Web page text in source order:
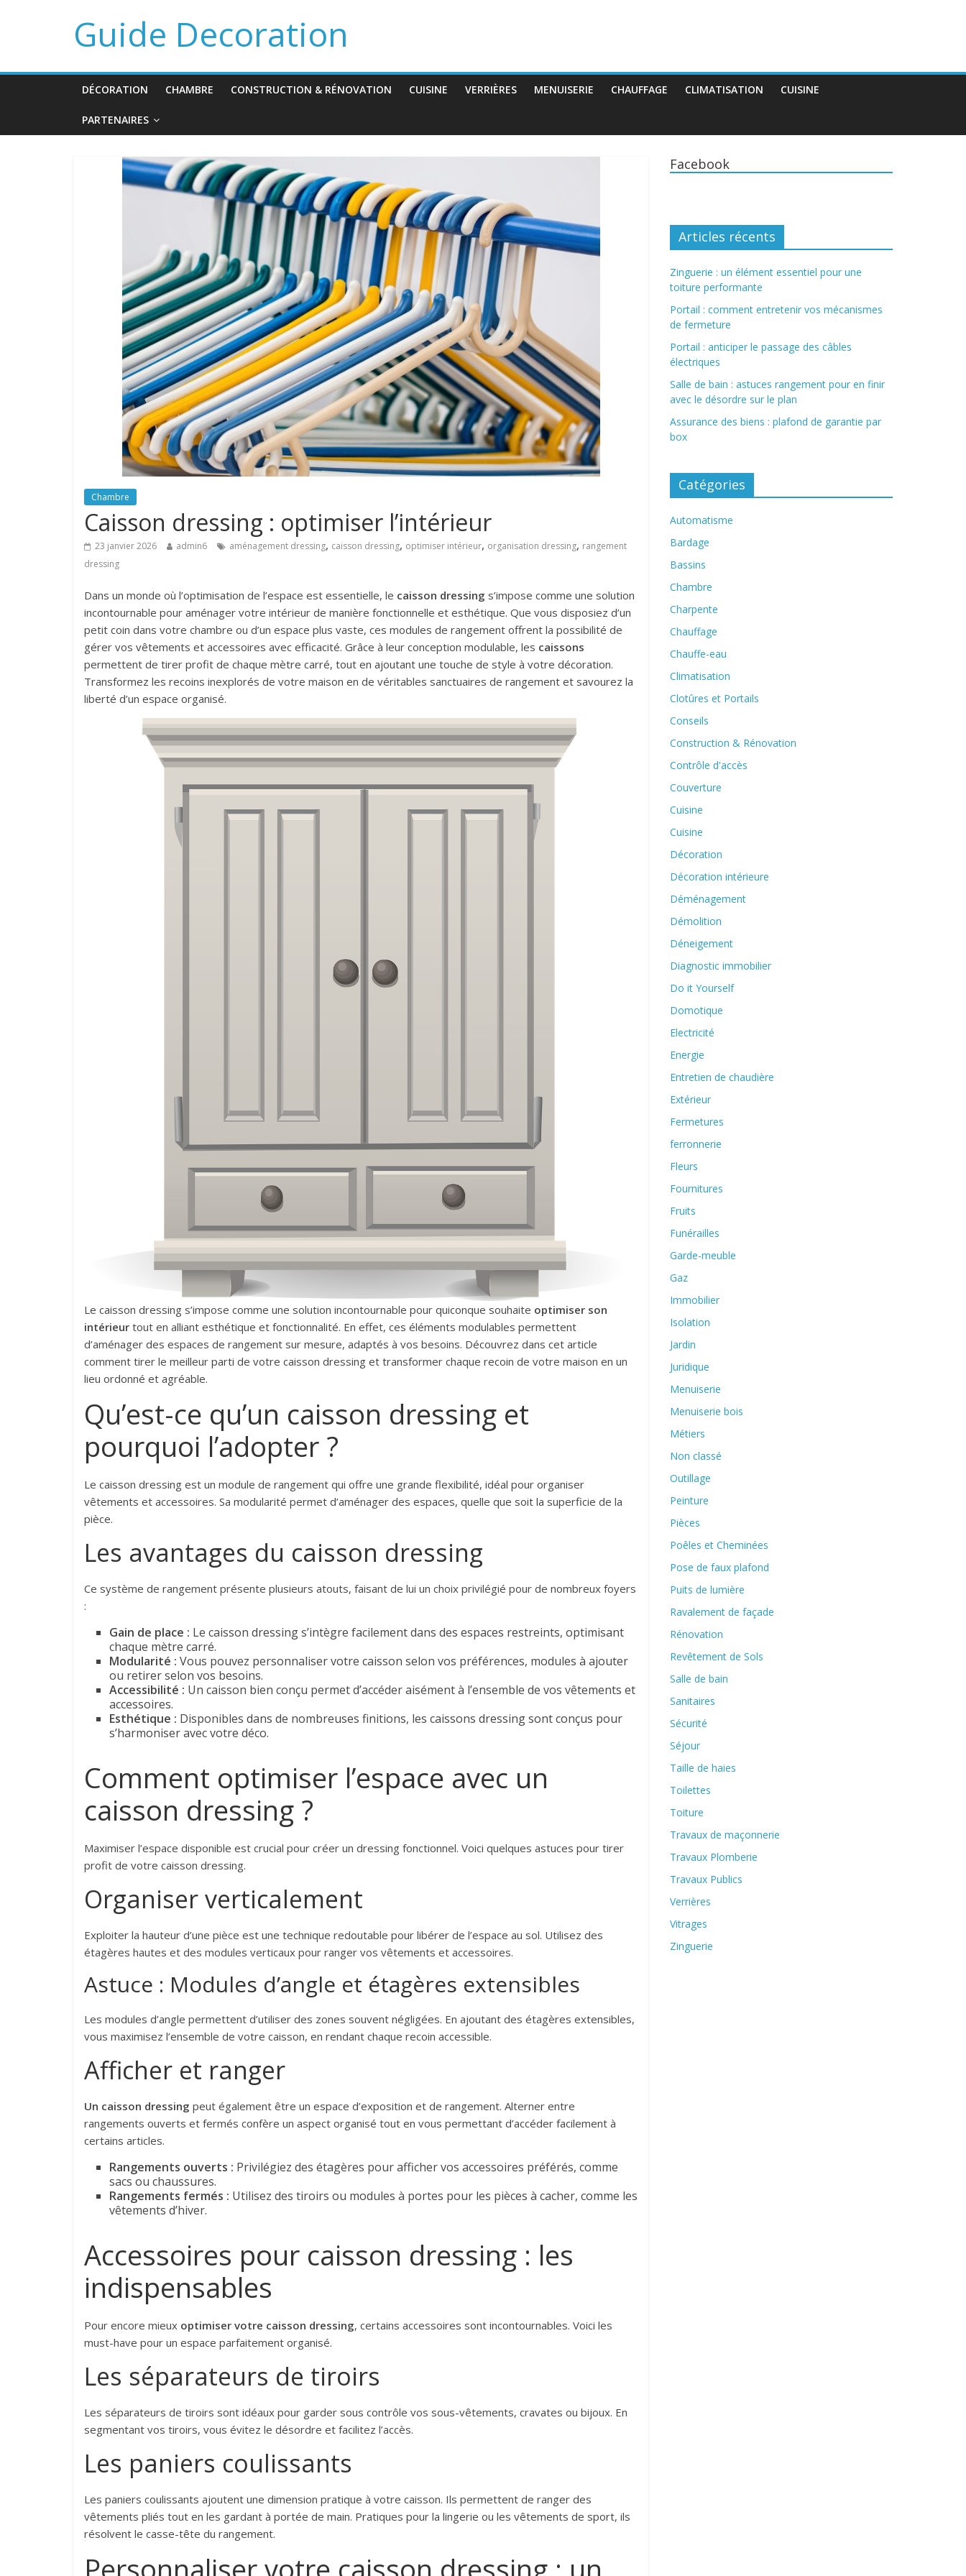
Guide Decoration
DÉCORATION CHAMBRE CONSTRUCTION & RÉNOVATION CUISINE VERRIÈRES MENUISERIE CHAUFFAGE CLIMATISATION CUISINE
PARTENAIRES
Chambre
Caisson dressing : optimiser l’intérieur
23 janvier 2026 admin6 aménagement dressing, caisson dressing, optimiser intérieur, organisation dressing, rangement
dressing
Dans un monde où l’optimisation de l’espace est essentielle, le caisson dressing s’impose comme une solution
incontournable pour aménager votre intérieur de manière fonctionnelle et esthétique. Que vous disposiez d’un
petit coin dans votre chambre ou d’un espace plus vaste, ces modules de rangement offrent la possibilité de
gérer vos vêtements et accessoires avec efficacité. Grâce à leur conception modulable, les caissons
permettent de tirer profit de chaque mètre carré, tout en ajoutant une touche de style à votre décoration.
Transformez les recoins inexplorés de votre maison en de véritables sanctuaires de rangement et savourez la
liberté d’un espace organisé.
Le caisson dressing s’impose comme une solution incontournable pour quiconque souhaite optimiser son
intérieur tout en alliant esthétique et fonctionnalité. En effet, ces éléments modulables permettent
d’aménager des espaces de rangement sur mesure, adaptés à vos besoins. Découvrez dans cet article
comment tirer le meilleur parti de votre caisson dressing et transformer chaque recoin de votre maison en un
lieu ordonné et agréable.
Qu’est-ce qu’un caisson dressing et
pourquoi l’adopter ?
Le caisson dressing est un module de rangement qui offre une grande flexibilité, idéal pour organiser
vêtements et accessoires. Sa modularité permet d’aménager des espaces, quelle que soit la superficie de la
pièce.
Les avantages du caisson dressing
Ce système de rangement présente plusieurs atouts, faisant de lui un choix privilégié pour de nombreux foyers
:
Gain de place : Le caisson dressing s’intègre facilement dans des espaces restreints, optimisant
chaque mètre carré.
Modularité : Vous pouvez personnaliser votre caisson selon vos préférences, modules à ajouter
ou retirer selon vos besoins.
Accessibilité : Un caisson bien conçu permet d’accéder aisément à l’ensemble de vos vêtements et
accessoires.
Esthétique : Disponibles dans de nombreuses finitions, les caissons dressing sont conçus pour
s’harmoniser avec votre déco.
Comment optimiser l’espace avec un
caisson dressing ?
Maximiser l’espace disponible est crucial pour créer un dressing fonctionnel. Voici quelques astuces pour tirer
profit de votre caisson dressing.
Organiser verticalement
Exploiter la hauteur d’une pièce est une technique redoutable pour libérer de l’espace au sol. Utilisez des
étagères hautes et des modules verticaux pour ranger vos vêtements et accessoires.
Astuce : Modules d’angle et étagères extensibles
Les modules d’angle permettent d’utiliser des zones souvent négligées. En ajoutant des étagères extensibles,
vous maximisez l’ensemble de votre caisson, en rendant chaque recoin accessible.
Afficher et ranger
Un caisson dressing peut également être un espace d’exposition et de rangement. Alterner entre
rangements ouverts et fermés confère un aspect organisé tout en vous permettant d’accéder facilement à
certains articles.
Rangements ouverts : Privilégiez des étagères pour afficher vos accessoires préférés, comme
sacs ou chaussures.
Rangements fermés : Utilisez des tiroirs ou modules à portes pour les pièces à cacher, comme les
vêtements d’hiver.
Accessoires pour caisson dressing : les
indispensables
Pour encore mieux optimiser votre caisson dressing, certains accessoires sont incontournables. Voici les
must-have pour un espace parfaitement organisé.
Les séparateurs de tiroirs
Les séparateurs de tiroirs sont idéaux pour garder sous contrôle vos sous-vêtements, cravates ou bijoux. En
segmentant vos tiroirs, vous évitez le désordre et facilitez l’accès.
Les paniers coulissants
Les paniers coulissants ajoutent une dimension pratique à votre caisson. Ils permettent de ranger des
vêtements pliés tout en les gardant à portée de main. Pratiques pour la lingerie ou les vêtements de sport, ils
résolvent le casse-tête du rangement.
Facebook
Articles récents
Zinguerie : un élément essentiel pour une
toiture performante
Portail : comment entretenir vos mécanismes
de fermeture
Portail : anticiper le passage des câbles
électriques
Salle de bain : astuces rangement pour en finir
avec le désordre sur le plan
Assurance des biens : plafond de garantie par
box
Catégories
Automatisme
Bardage
Bassins
Chambre
Charpente
Chauffage
Chauffe-eau
Climatisation
Clotûres et Portails
Conseils
Construction & Rénovation
Contrôle d'accès
Couverture
Cuisine
Cuisine
Décoration
Décoration intérieure
Déménagement
Démolition
Déneigement
Diagnostic immobilier
Do it Yourself
Domotique
Electricité
Energie
Entretien de chaudière
Extérieur
Fermetures
ferronnerie
Fleurs
Fournitures
Fruits
Funérailles
Garde-meuble
Gaz
Immobilier
Isolation
Jardin
Juridique
Menuiserie
Menuiserie bois
Métiers
Non classé
Outillage
Peinture
Pièces
Poêles et Cheminées
Pose de faux plafond
Puits de lumière
Ravalement de façade
Rénovation
Revêtement de Sols
Salle de bain
Sanitaires
Sécurité
Séjour
Taille de haies
Toilettes
Toiture
Travaux de maçonnerie
Travaux Plomberie
Travaux Publics
Verrières
Vitrages
Zinguerie